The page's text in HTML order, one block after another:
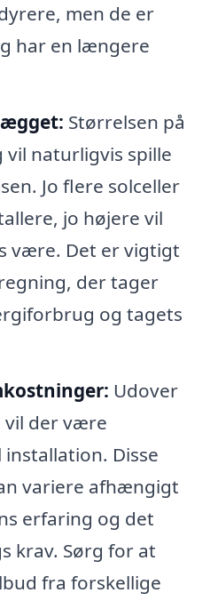
men de er
har en længere
Størrelsen på
naturligvis spille
Jo flere solceller
jo højere vil
være. Det er vigtigt
der tager
og tagets
Udover
vil der være
Disse
variere afhængigt
erfaring og det
krav. Sørg for at
fra forskellige